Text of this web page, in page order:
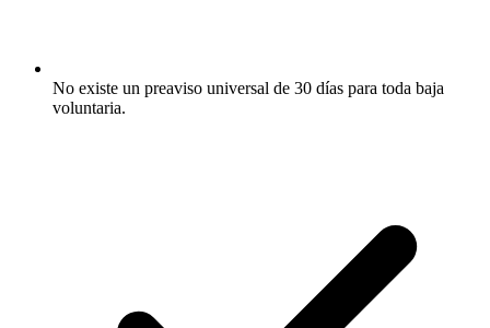
No existe un preaviso universal de 30 días para toda baja
voluntaria.